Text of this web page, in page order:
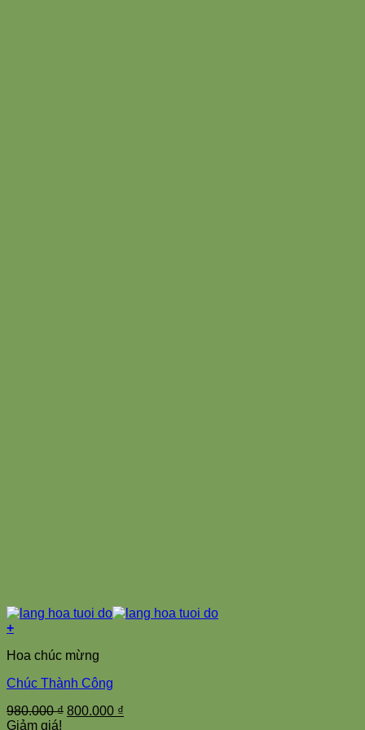
+
Hoa chúc mừng
Chúc Thành Công
980.000₫ Giá
800.000 ₫
Giảm giá!